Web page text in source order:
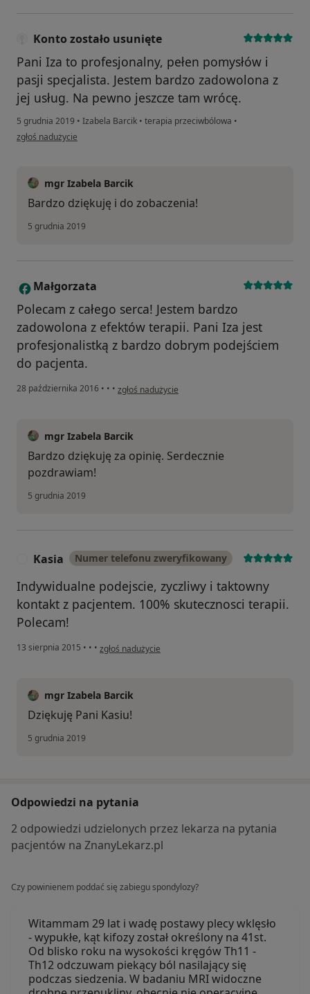
Konto zostało usunięte
Pani Iza to profesjonalny, pełen pomysłów i
pasji specjalista. Jestem bardzo zadowolona z
jej usług. Na pewno jeszcze tam wrócę.
5 grudnia 2019 • Izabela Barcik • terapia przeciwbólowa •
w opinii użytkownika Konto zostało usunięte
zgłoś nadużycie
mgr Izabela Barcik
Bardzo dziękuję i do zobaczenia!
5 grudnia 2019
M Małgorzata
Polecam z całego serca! Jestem bardzo
zadowolona z efektów terapii. Pani Iza jest
profesjonalistką z bardzo dobrym podejściem
do pacjenta.
28 października 2016 • • • w opinii użytkownika Małgorzata
zgłoś nadużycie
mgr Izabela Barcik
Bardzo dziękuję za opinię. Serdecznie
pozdrawiam!
5 grudnia 2019
Kasia Numer telefonu zweryfikowany
Indywidualne podejscie, zyczliwy i taktowny
kontakt z pacjentem. 100% skutecznosci terapii.
Polecam!
13 sierpnia 2015 • • • w opinii użytkownika Kasia
zgłoś nadużycie
mgr Izabela Barcik
Dziękuję Pani Kasiu!
5 grudnia 2019
Odpowiedzi na pytania
2 odpowiedzi udzielonych przez lekarza na pytania
pacjentów na ZnanyLekarz.pl
Czy powinienem poddać się zabiegu spondylozy?
Witammam 29 lat i wadę postawy plecy wklęsło
- wypukłe, kąt kifozy został określony na 41st.
Od blisko roku na wysokości kręgów Th11 -
Th12 odczuwam piekący ból nasilający się
podczas siedzenia. W badaniu MRI widoczne